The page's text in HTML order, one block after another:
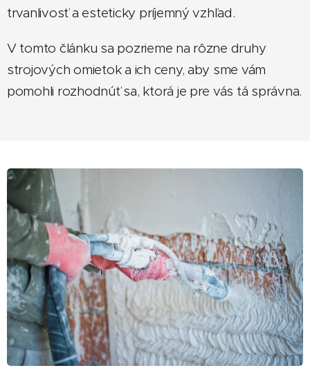
trvanlivosť a esteticky príjemný vzhľad.
V tomto článku sa pozrieme na rôzne druhy
strojových omietok a ich ceny, aby sme vám
pomohli rozhodnúť sa, ktorá je pre vás tá správna.